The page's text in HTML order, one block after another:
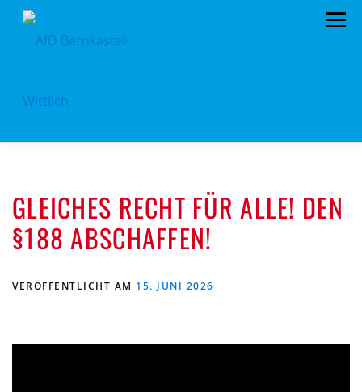
Zum
Menü
KONTAKT MITGLIED WERDEN SPENDEN
IMPRESSUM
GLEICHES RECHT FÜR ALLE! DEN
§188 ABSCHAFFEN!
VERÖFFENTLICHT AM 15. JUNI 2026